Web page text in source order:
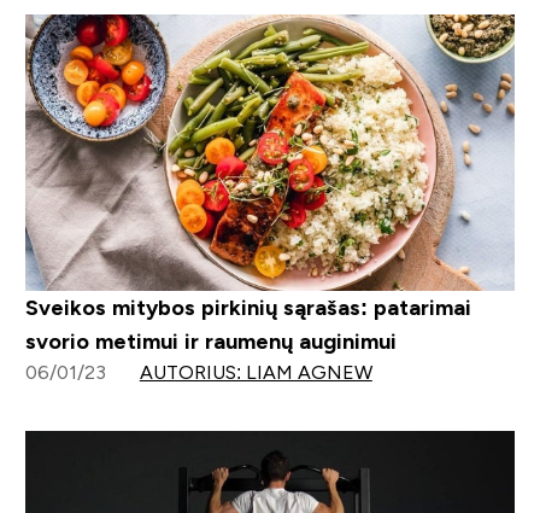
Sveikos mitybos pirkinių sąrašas: patarimai
svorio metimui ir raumenų auginimui
06/01/23 AUTORIUS: LIAM AGNEW